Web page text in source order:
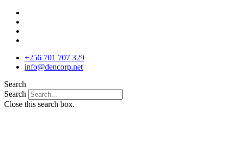
Skip
content
+256 701 707 329
info@dencorp.net
Search
Search
Close this search box.